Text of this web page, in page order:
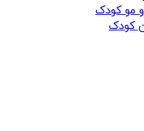
مو کودک
کودک